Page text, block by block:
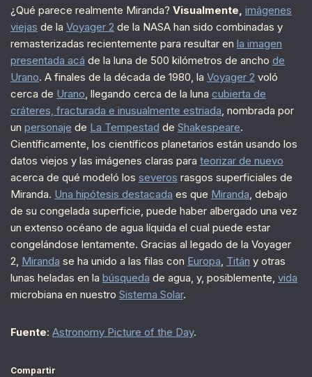
¿Qué parece realmente Miranda? Visualmente, imágenes
viejas de la Voyager 2 de la NASA han sido combinadas y
remasterizadas recientemente para resultar en la imagen
presentada acá de la luna de 500 kilómetros de ancho de
Urano. A finales de la década de 1980, la Voyager 2 voló
cerca de Urano, llegando cerca de la luna cubierta de
cráteres, fracturada e inusualmente estriada, nombrada por
un personaje de La Tempestad de Shakespeare.
Científicamente, los científicos planetarios están usando los
datos viejos y las imágenes claras para teorizar de nuevo
acerca de qué modeló los severos rasgos superficiales de
Miranda. Una hipótesis destacada es que Miranda, debajo
de su congelada superficie, puede haber albergado una vez
un extenso océano de agua líquida el cual puede estar
congelándose lentamente. Gracias al legado de la Voyager
2, Miranda se ha unido a las filas con Europa, Titán y otras
lunas heladas en la búsqueda de agua, y, posiblemente, vida
microbiana en nuestro Sistema Solar.
Fuente: Astronomy Picture of the Day.
Compartir